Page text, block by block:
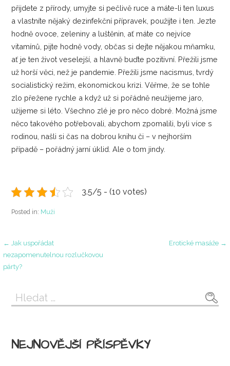
přijdete z přírody, umyjte si pečlivě ruce a máte-li ten luxus
a vlastníte nějaký dezinfekční přípravek, použijte i ten. Jezte
hodně ovoce, zeleniny a luštěnin, ať máte co nejvíce
vitamínů, pijte hodně vody, občas si dejte nějakou mňamku,
ať je ten život veselejší, a hlavně buďte pozitivní. Přežili jsme
už horší věci, než je pandemie. Přežili jsme nacismus, tvrdý
socialistický režim, ekonomickou krizi. Věřme, že se tohle
zlo přežene rychle a když už si pořádně neužijeme jaro,
užijeme si léto. Všechno zlé je pro něco dobré. Možná jsme
něco takového potřebovali, abychom zpomalili, byli více s
rodinou, našli si čas na dobrou knihu či – v nejhorším
případě – pořádný jarní úklid. Ale o tom jindy.
3.5/5 - (10 votes)
Posted in: Muži
Navigace
pro
příspěvek
← Jak uspořádat
nezapomenutelnou rozlučkovou
párty?
Erotické masáže →
Vyhledávání
NEJNOVĚJŠÍ PŘÍSPĚVKY